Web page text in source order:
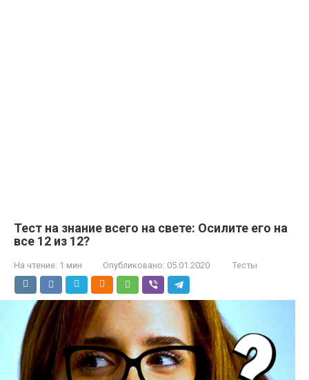
Тест на знание всего на свете: Осилите его на
все 12 из 12?
На чтение: 1 мин Опубликовано: 05.01.2020 Тесты